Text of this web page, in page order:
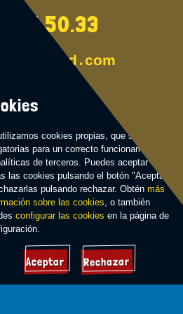
cookies propias, que son
para un correcto funcionamiento,
de terceros. Puedes aceptar
las cookies pulsando el botón "Aceptar"
pulsando rechazar. Obtén más
sobre las cookies , o también
configurar las cookies en la página de
Aceptar Rechazar
․com
de Interés
eventos deportivos.
Raid -Política de privacidad
Política de cookies